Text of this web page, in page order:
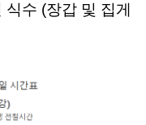
수 (장갑 및 집게